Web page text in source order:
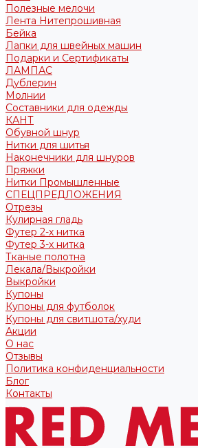
Полезные мелочи
Лента Нитепрошивная
Бейка
Лапки для швейных машин
Подарки и Сертификаты
ЛАМПАС
Дублерин
Молнии
Составники для одежды
КАНТ
Обувной шнур
Нитки для шитья
Наконечники для шнуров
Пряжки
Нитки Промышленные
СПЕЦПРЕДЛОЖЕНИЯ
Отрезы
Кулирная гладь
Футер 2-х нитка
Футер 3-х нитка
Тканые полотна
Лекала/Выкройки
Выкройки
Купоны
Купоны для футболок
Купоны для свитшота/худи
Акции
О нас
Отзывы
Политика конфиденциальности
Блог
Контакты